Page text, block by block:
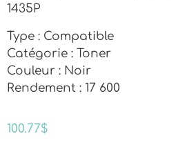
1435P
Type : Compatible
Catégorie : Toner
Couleur : Noir
Rendement : 17 600
100.77$